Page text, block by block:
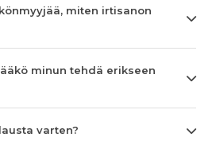
miten irtisanon
minun tehdä erikseen
varten?